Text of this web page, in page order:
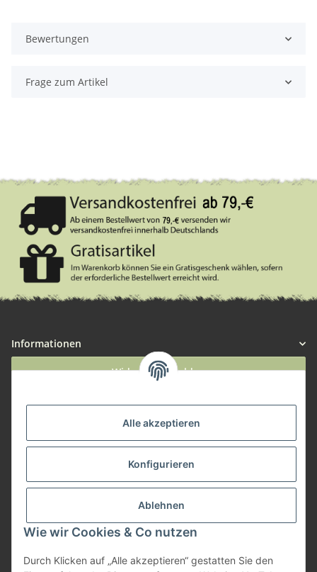
Alle akzeptieren
Konfigurieren
Ablehnen
Wie wir Cookies & Co nutzen
Durch Klicken auf „Alle akzeptieren“ gestatten Sie den
Bewertungen
Frage zum Artikel
Informationen
Widerruf anmelden
Zahlungsmöglichkeiten